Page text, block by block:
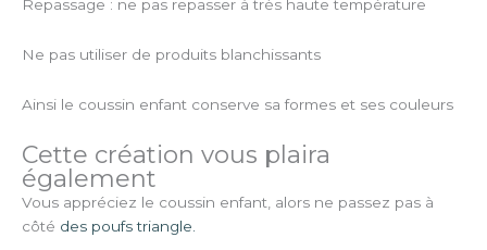
Repassage : ne pas repasser à très haute température
Ne pas utiliser de produits blanchissants
Ainsi le coussin enfant conserve sa formes et ses couleurs
Cette création vous plaira
également
Vous appréciez le coussin enfant, alors ne passez pas à
côté des poufs triangle.